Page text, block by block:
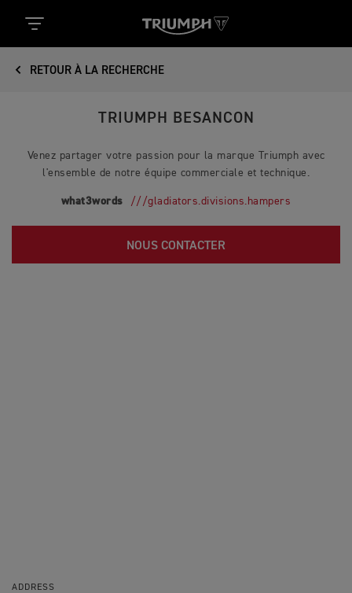
RETOUR À LA RECHERCHE
TRIUMPH BESANCON
Venez partager votre passion pour la marque Triumph avec
l'ensemble de notre équipe commerciale et technique.
what3words ///gladiators.divisions.hampers
NOUS CONTACTER
ADDRESS